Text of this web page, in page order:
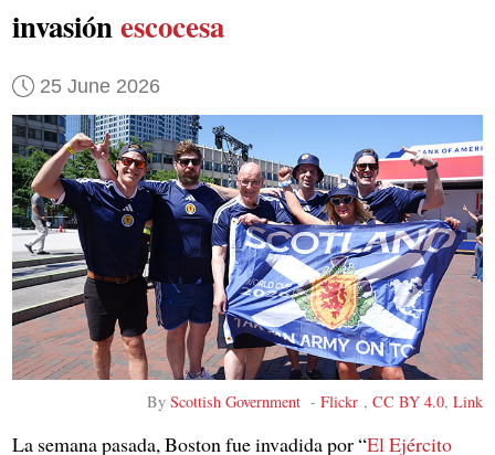
invasiónescocesa
25 June 2026
ByScottish Government -Flickr ,CC BY 4.0,Link
La semana pasada, Boston fue invadida por “El Ejército